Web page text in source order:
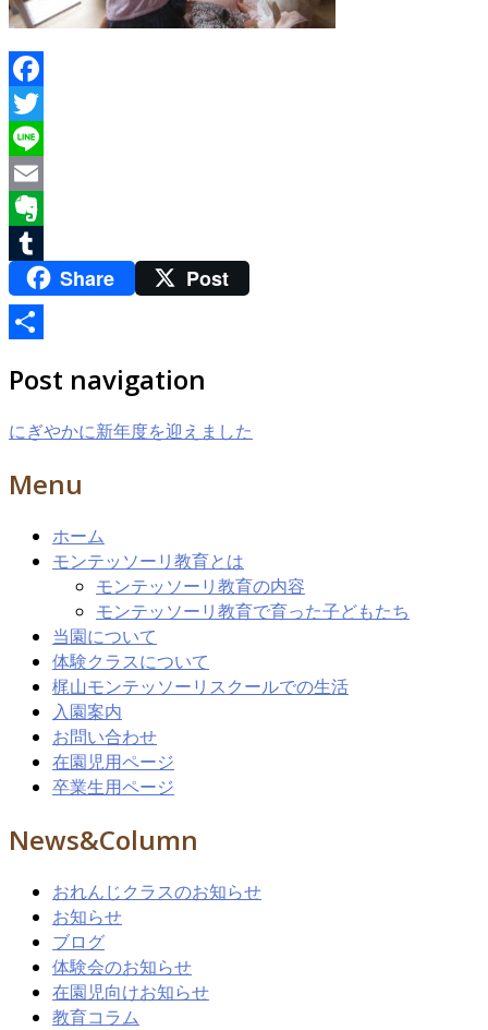
Facebook
Twitter
Line
Email
Evernote
TumblrShare Post
有
Post navigation
にぎやかに新年度を迎えました
Menu
ホーム
モンテッソーリ教育とは
モンテッソーリ教育の内容
モンテッソーリ教育で育った子どもたち
当園について
体験クラスについて
梶山モンテッソーリスクールでの生活
入園案内
お問い合わせ
在園児用ページ
卒業生用ページ
News&Column
おれんじクラスのお知らせ
お知らせ
ブログ
体験会のお知らせ
在園児向けお知らせ
教育コラム